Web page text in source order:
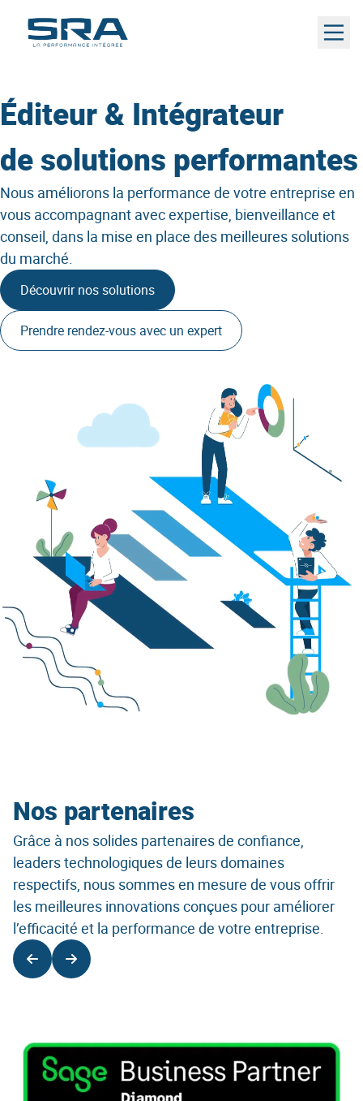
contenu
Éditeur & Intégrateur
de solutions performantes
Nous améliorons la performance de votre entreprise en
vous accompagnant avec expertise, bienveillance et
conseil, dans la mise en place des meilleures solutions
du marché.
Découvrir nos solutions
Prendre rendez-vous avec un expert
Nos partenaires
Grâce à nos solides partenaires de confiance,
leaders technologiques de leurs domaines
respectifs, nous sommes en mesure de vous offrir
les meilleures innovations conçues pour améliorer
l’efficacité et la performance de votre entreprise.